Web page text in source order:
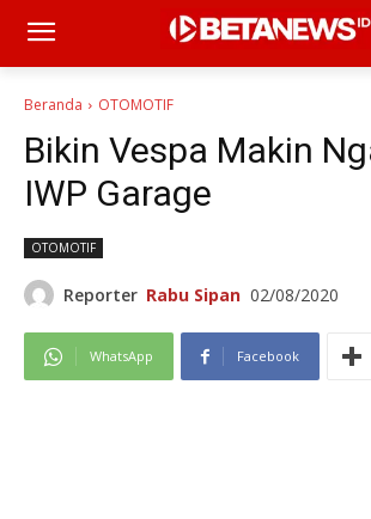
Beranda OTOMOTIF
Bikin Vespa Makin
IWP Garage
OTOMOTIF
Reporter Rabu Sipan 02/08/2020
WhatsApp Facebook